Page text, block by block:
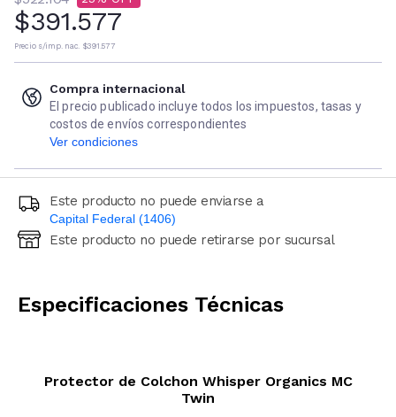
$391.577
Precio s/imp. nac. $391.577
Compra internacional
El precio publicado incluye todos los impuestos, tasas y
costos de envíos correspondientes
Ver condiciones
Este producto no puede enviarse a
Capital Federal (1406)
Ingresá código postal (sólo números)
Este producto no puede retirarse por sucursal
Especificaciones Técnicas
Protector de Colchon Whisper Organics MC
Twin